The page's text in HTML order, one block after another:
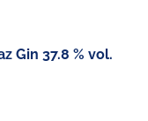
Gin 37.8 % vol.